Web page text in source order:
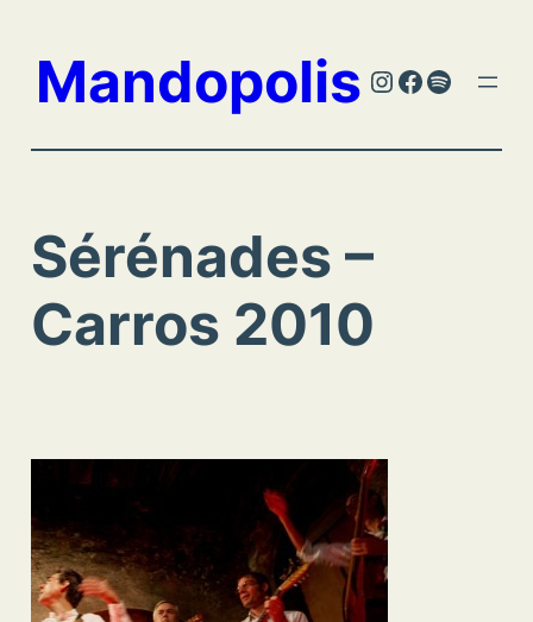
contenu
Mandopolis Instagram
Facebook
Spotify
Sérénades –
Carros 2010